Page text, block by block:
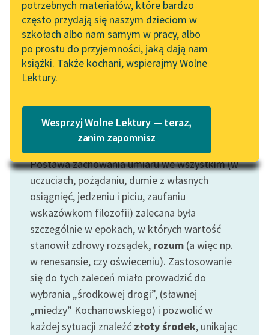
Spotkanie z Katarzyną
Tunkiel w Oslo
102. lata temu zmarł
Joseph Conrad
Lektury szkolne i klasyka
literatury do słuchania dla
uczennic i uczniów z
niepełnosprawnościami
E-kolekcja lektur
szkolnych i literatury do
słuchania dla uczennic i
uczniów z
niepełnosprawnościami
Feministyczne inspiracje.
Popularyzacja
skandynawskiej literatury
feministycznej
OAI-PMH
Widget Wolnych Lektur
Przypisy
Katalog w formacie PDF
potrzebnych materiałów, które bardzo
często przydają się naszym dzieciom w
szkołach albo nam samym w pracy, albo
po prostu do przyjemności, jaką dają nam
książki. Także kochani, wspierajmy Wolne
Lektury.
Wesprzyj Wolne Lektury — teraz,
zanim zapomnisz
Motyw: Umiarkowanie
Postawa zachowania umiaru we wszystkim (w
uczuciach, pożądaniu, dumie z własnych
osiągnięć, jedzeniu i piciu, zaufaniu
wskazówkom filozofii) zalecana była
szczególnie w epokach, w których wartość
stanowił zdrowy rozsądek, rozum (a więc np.
w renesansie, czy oświeceniu). Zastosowanie
się do tych zaleceń miało prowadzić do
wybrania „środkowej drogi”, (sławnej
„miedzy” Kochanowskiego) i pozwolić w
każdej sytuacji znaleźć złoty środek, unikając